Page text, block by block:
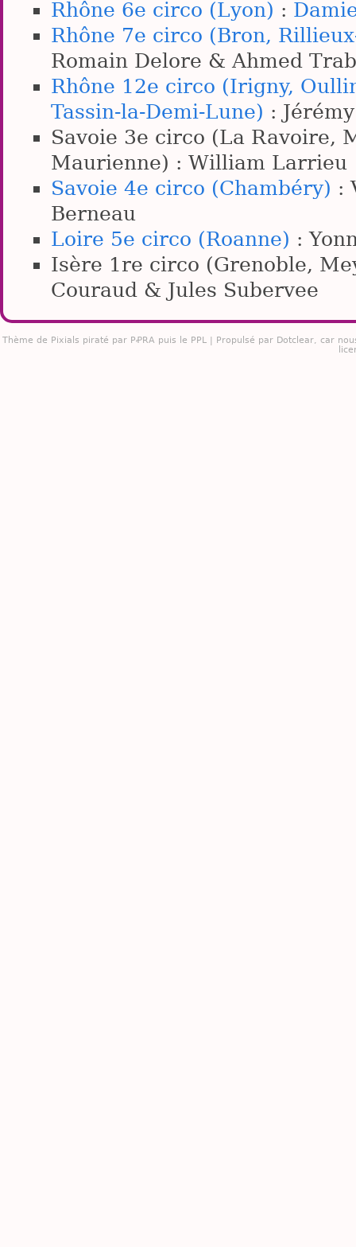
Rhône 6e circo (Lyon) :
Rhône 7e circo (Bron,
Romain Delore & Ahmed
Rhône 12e circo (Irigny,
Tassin-la-Demi-Lune) :
Savoie 3e circo (La Ravoire,
Maurienne) : William Larrieu
Savoie 4e circo (Chambéry) :
Berneau
Loire 5e circo (Roanne) :
Isère 1re circo (Grenoble,
Couraud & Jules Subervee
Thème de Pixials piraté par PꝒRA puis le PPL | Propulsé par Dotclear, car